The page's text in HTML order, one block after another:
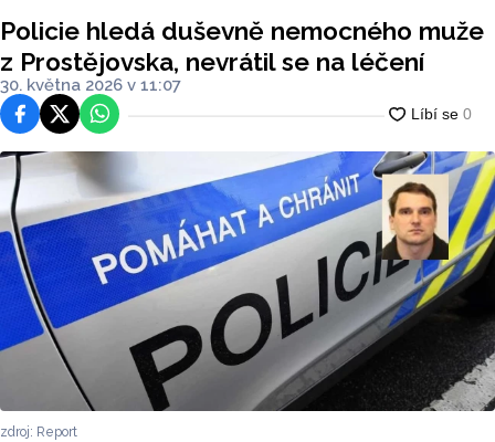
Policie hledá duševně nemocného muže
z Prostějovska, nevrátil se na léčení
30. května 2026 v 11:07
FacebookPlatforma X
WhatsApp
zdroj: Report